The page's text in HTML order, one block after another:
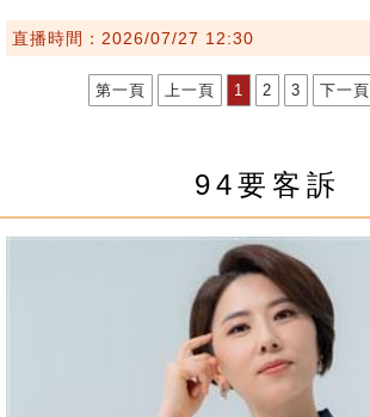
直播時間：2026/07/27 12:30
第一頁 上一頁 1 2 3 下一頁
94要客訴